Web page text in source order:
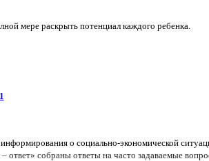
мере раскрыть потенциал каждого ребенка.
о социально-экономической
ответ» собраны ответы на часто задаваемые